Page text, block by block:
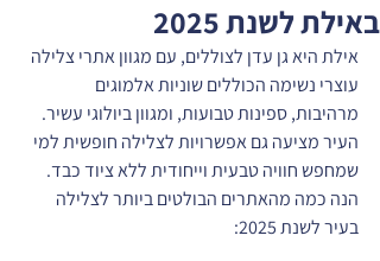
באילת לשנת 2025
אילת היא גן עדן לצוללים, עם מגוון אתרי צלילה
עוצרי נשימה הכוללים שוניות אלמוגים
מרהיבות, ספינות טבועות, ומגוון ביולוגי עשיר.
העיר מציעה גם אפשרויות לצלילה חופשית למי
שמחפש חוויה טבעית וייחודית ללא ציוד כבד.
הנה כמה מהאתרים הבולטים ביותר לצלילה
בעיר לשנת 2025: